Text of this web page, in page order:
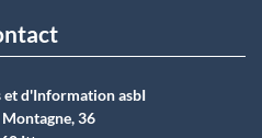
et d'Information asbI
Montagne, 36